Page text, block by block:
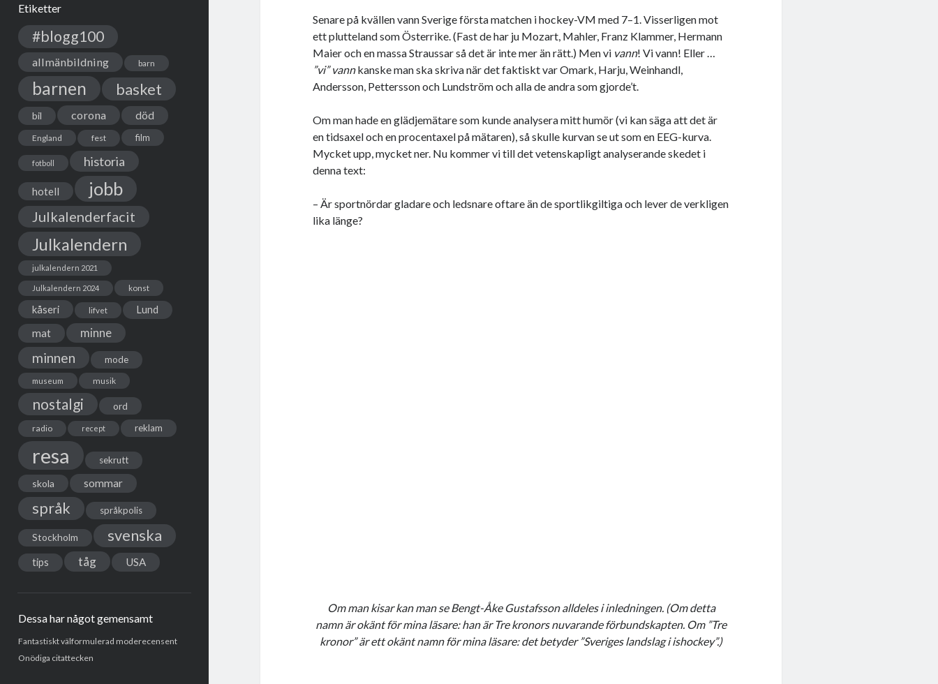
Etiketter
#blogg100
allmänbildning barn
barnen basket
bil corona död
England fest film
fotboll historia
hotell jobb
Julkalenderfacit
Julkalendern
julkalendern 2021
Julkalendern 2024 konst
kåseri lifvet Lund
mat minne
minnen mode
museum musik
nostalgi ord
radio recept reklam
resa sekrutt
skola sommar
språk språkpolis
Stockholm svenska
tips tåg USA
Dessa har något gemensamt
Fantastiskt välformulerad moderecensent
Onödiga citattecken
Senare på kvällen vann Sverige första matchen i hockey-VM med 7–1. Visserligen mot
ett plutteland som Österrike. (Fast de har ju Mozart, Mahler, Franz Klammer, Hermann
Maier och en massa Straussar så det är inte mer än rätt.) Men vi vann! Vi vann! Eller …
”vi” vannkanske man ska skriva när det faktiskt var Omark, Harju, Weinhandl,
Andersson, Pettersson och Lundström och alla de andra som gjorde’t.
Om man hade en glädjemätare som kunde analysera mitt humör (vi kan säga att det är
en tidsaxel och en procentaxel på mätaren), så skulle kurvan se ut som en EEG-kurva.
Mycket upp, mycket ner. Nu kommer vi till det vetenskapligt analyserande skedet i
denna text:
– Är sportnördar gladare och ledsnare oftare än de sportlikgiltiga och lever de verkligen
lika länge?
Om man kisar kan man se Bengt-Åke Gustafsson alldeles i inledningen. (Om detta
namn är okänt för mina läsare: han är Tre kronors nuvarande förbundskapten. Om ”Tre
kronor” är ett okänt namn för mina läsare: det betyder ”Sveriges landslag i ishockey”.)